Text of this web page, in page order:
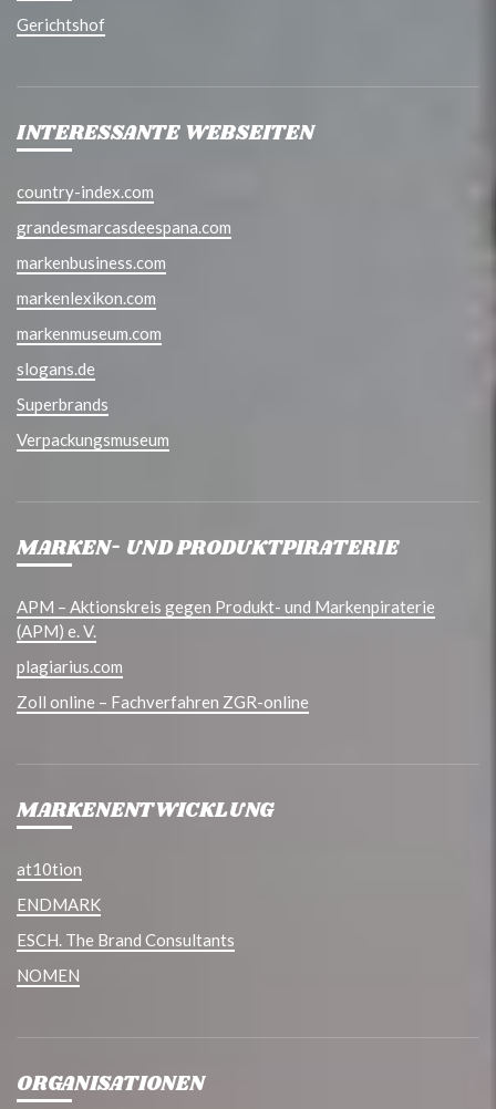
Gerichtshof
INTERESSANTE WEBSEITEN
country-index.com
grandesmarcasdeespana.com
markenbusiness.com
markenlexikon.com
markenmuseum.com
slogans.de
Superbrands
Verpackungsmuseum
MARKEN- UND PRODUKTPIRATERIE
APM – Aktionskreis gegen Produkt- und Markenpiraterie
(APM) e. V.
plagiarius.com
Zoll online – Fachverfahren ZGR-online
MARKENENTWICKLUNG
at10tion
ENDMARK
ESCH. The Brand Consultants
NOMEN
ORGANISATIONEN